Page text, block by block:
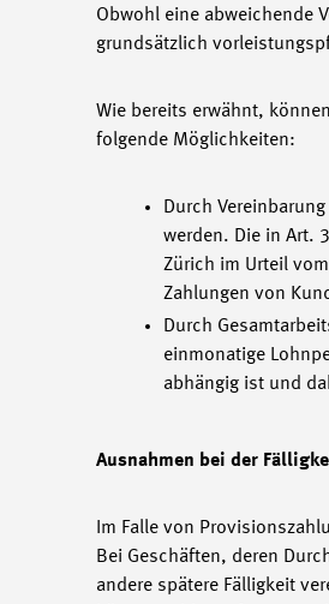
Obwohl eine abweichende
grundsätzlich
Wie bereits erwähnt,
folgende Möglichkeiten:
Durch
werden. Die in Art.
Zürich im Urteil
Zahlungen von
Durch
einmonatige
abhängig ist und
Ausnahmen bei der
Im Falle von
Bei Geschäften, deren
andere spätere Fälligkeit